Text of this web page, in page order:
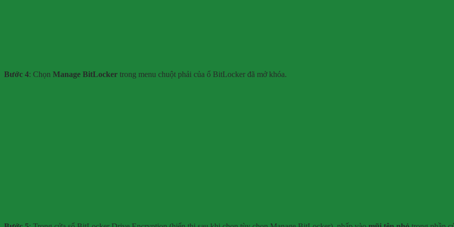
Bước 4: Chọn Manage BitLocker trong menu chuột phải của ổ BitLocker đã mở khóa.